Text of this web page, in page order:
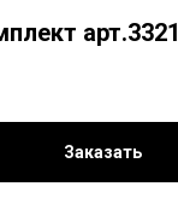
арт.3321
Заказать